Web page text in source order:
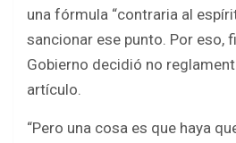
una fórmula “contraria al
sancionar ese punto. Por eso,
Gobierno decidió no
artículo.
“Pero una cosa es que haya